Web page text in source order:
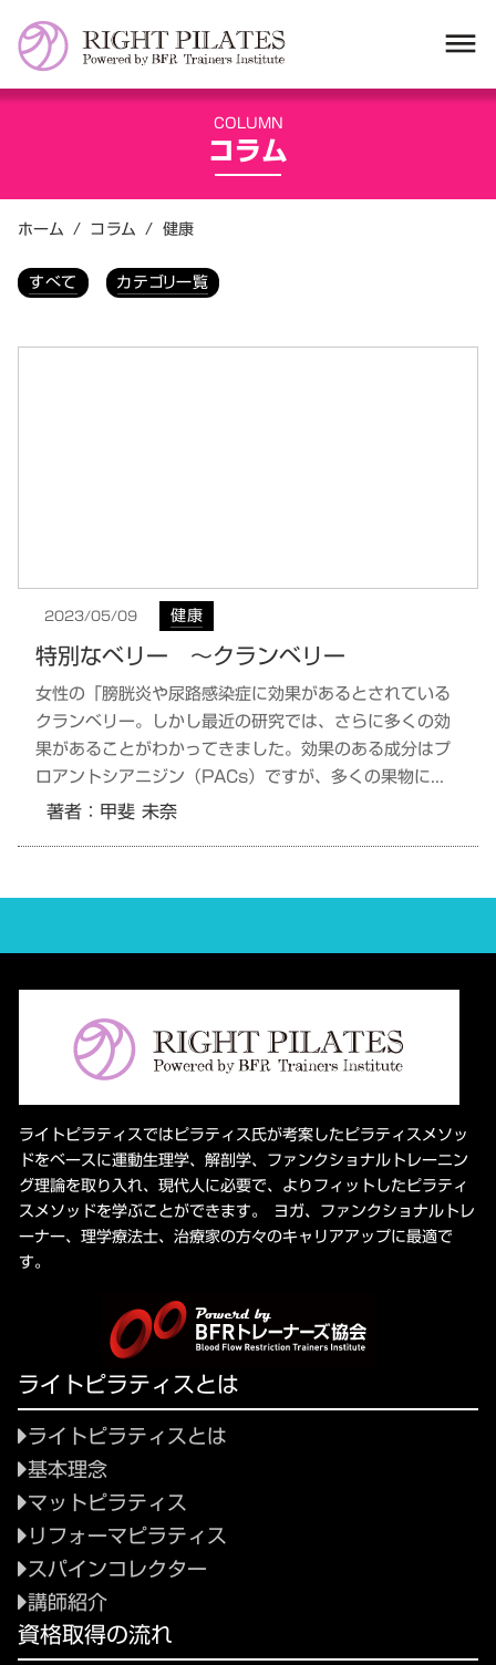
dehaze
COLUMN
コラム
ホーム / コラム / 健康
すべて
カテゴリ一覧
2023/05/09 健康
特別なベリー ～クランベリー
女性の「膀胱炎や尿路感染症に効果があるとされている
クランベリー。しかし最近の研究では、さらに多くの効
果があることがわかってきました。効果のある成分はプ
ロアントシアニジン（PACs）ですが、多くの果物に...
著者： 甲斐 未奈
ライトピラティスではピラティス氏が考案したピラティスメソッ
ドをベースに運動生理学、解剖学、ファンクショナルトレーニン
グ理論を取り入れ、現代人に必要で、よりフィットしたピラティ
スメソッドを学ぶことができます。 ヨガ、ファンクショナルトレ
ーナー、理学療法士、治療家の方々のキャリアアップに最適で
す。
ライトピラティスとは
ライトピラティスとは
基本理念
マットピラティス
リフォーマピラティス
スパインコレクター
講師紹介
資格取得の流れ